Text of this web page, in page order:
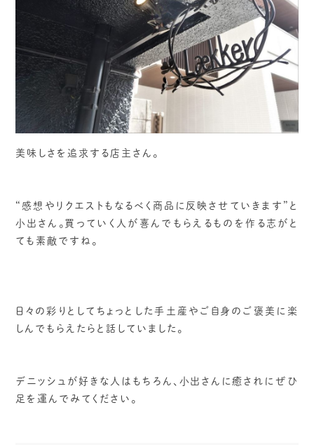
美味しさを追求する店主さん。
“感想やリクエストもなるべく商品に反映させていきます”と
小出さん。買っていく人が喜んでもらえるものを作る志がと
ても素敵ですね。
日々の彩りとしてちょっとした手土産やご自身のご褒美に楽
しんでもらえたらと話していました。
デニッシュが好きな人はもちろん、小出さんに癒されにぜひ
足を運んでみてください。